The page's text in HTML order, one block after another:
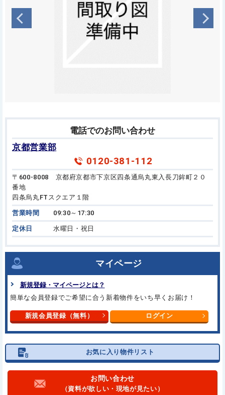
電話でのお問い合わせ
京都営業部
0120-381-112
〒600-8008 京都府京都市下京区四条通烏丸東入長刀鉾町２０
番地
四条烏丸FTスクエア１階
営業時間 09:30～17:30
定休日 水曜日・祝日
マイページ
新規登録・マイページとは？
簡単な会員登録でご希望に合う新着物件をいち早くお届け！
新規会員登録（無料） ログイン
お気に入り物件リスト
お問い合わせ
（資料が欲しい・現地が見たい）